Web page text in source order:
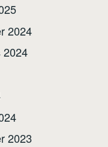
2024
2024
2023